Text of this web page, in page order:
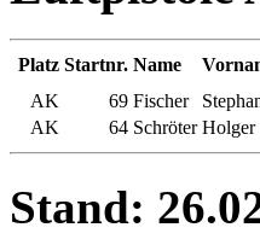
Platz Startnr. Name
AK
69 Fischer
AK
64 Schröter Holger
Stand: